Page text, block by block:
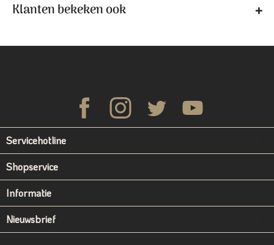
Klanten bekeken ook
Servicehotline
Shopservice
Informatie
Nieuwsbrief